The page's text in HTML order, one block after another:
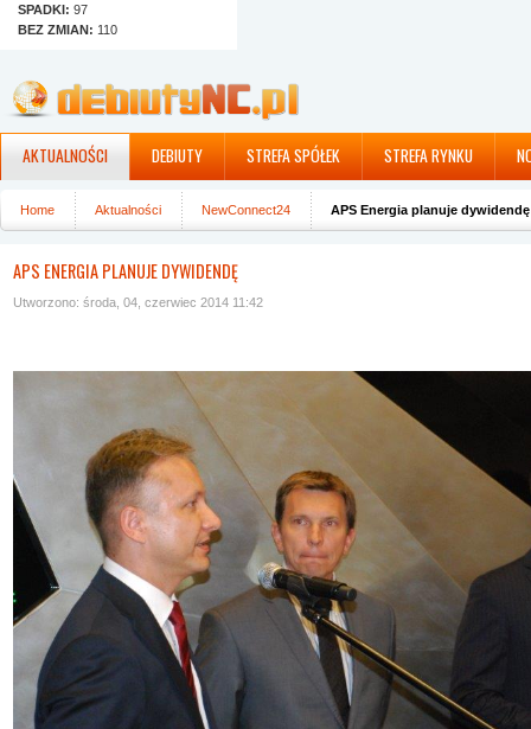
SPADKI: 97
BEZ ZMIAN: 110
AKTUALNOŚCI DEBIUTY STREFA SPÓŁEK STREFA RYNKU
Home Aktualności NewConnect24 APS Energia planuje dywidendę
APS ENERGIA PLANUJE DYWIDENDĘ
Utworzono: środa, 04, czerwiec 2014 11:42